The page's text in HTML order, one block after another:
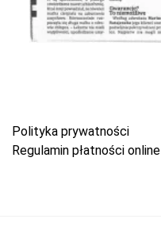
Polityka prywatności
Regulamin płatności online